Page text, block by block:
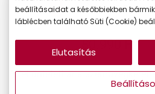
80.990 Ft
A feltűntetett ár a
beállításaidat a későbbiekben
láblécben található Süti (Cookie)
Elutasítás